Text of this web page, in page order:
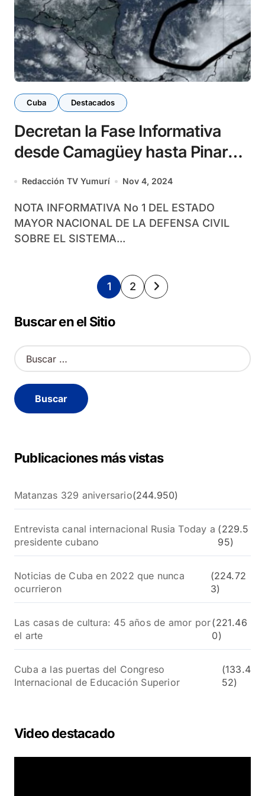
Cuba Destacados
Decretan la Fase Informativa
desde Camagüey hasta Pinar
del Río
Redacción TV Yumurí Nov 4, 2024
NOTA INFORMATIVA No 1 DEL ESTADO
MAYOR NACIONAL DE LA DEFENSA CIVIL
SOBRE EL SISTEMA...
Paginación
de
entradas
1 2
Buscar en el Sitio
B
u
c
a
Publicaciones más vistas
Matanzas 329 aniversario(244.950)
Entrevista canal internacional Rusia Today a
presidente cubano
(229.5
95)
Noticias de Cuba en 2022 que nunca
ocurrieron
(224.72
3)
Las casas de cultura: 45 años de amor por
el arte
(221.46
0)
Cuba a las puertas del Congreso
Internacional de Educación Superior
(133.4
52)
Video destacado